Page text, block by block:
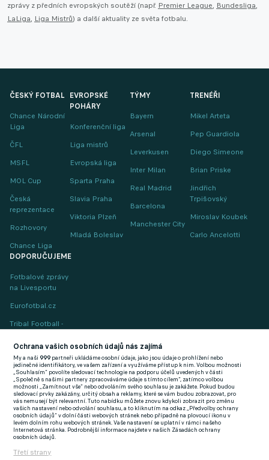
zprávy z předních evropských soutěží (např. Premier League, Bundesliga,
LaLiga, Liga Mistrů) a další aktuality ze světa fotbalu.
ČESKÝ FOTBAL
Chance Národní
Liga
ČFL
MSFL
MOL Cup
Česká
reprezentace
Rozhovory
Chance Liga
EVROPSKÉ
POHÁRY
Konferenční liga
Liga mistrů
Evropská liga
Sparta Praha
Slavia Praha
Viktoria Plzeň
Mladá Boleslav
TÝMY
Bayern
Arsenal
Leverkusen
Inter Milan
Real Madrid
Barcelona
Manchester City
TRENÉŘI
Mikel Arteta
Pep Guardiola
Diego Simeone
Brian Priske
Jindřich
Trpišovský
Miroslav Koubek
Carlo Ancelotti
DOPORUČUJEME
Fotbalové zprávy
na Livesportu
Eurofotbal.cz
Tribal Football -
(EN)
FlashFutbal (SK)
Tenisportal.cz
Tenisové zprávy
na Livesportu
Ochrana vašich osobních údajů nás zajímá
My a naši999 partneři ukládáme osobní údaje, jako jsou údaje o prohlížení nebo
jedinečné identifikátory, ve vašem zařízení a využíváme přístup k nim. Volbou možnosti
„Souhlasím“ povolíte sledovací technologie na podporu účelů uvedených v části
„Společně s našimi partnery zpracováváme údaje s tímto cílem“, zatímco volbou
možnosti „Zamítnout vše“ nebo odvoláním svého souhlasu je zakážete. Pokud budou
sledovací prvky zakázány, určitý obsah a reklamy, které se vám budou zobrazovat, pro
vás nemusejí být relevantní. Tuto nabídku můžete znovu kdykoli zobrazit pro změnu
vašich nastavení nebo odvolání souhlasu, a to kliknutím na odkaz „Předvolby ochrany
osobních údajů“ v dolní části webových stránek nebo případně na plovoucí ikonu v
levém dolním rohu webových stránek. Vaše nastavení se uplatní v rámci našeho
Internetová stránka. Podrobnější informace najdete v našich Zásadách ochrany
osobních údajů.
Třetí strany